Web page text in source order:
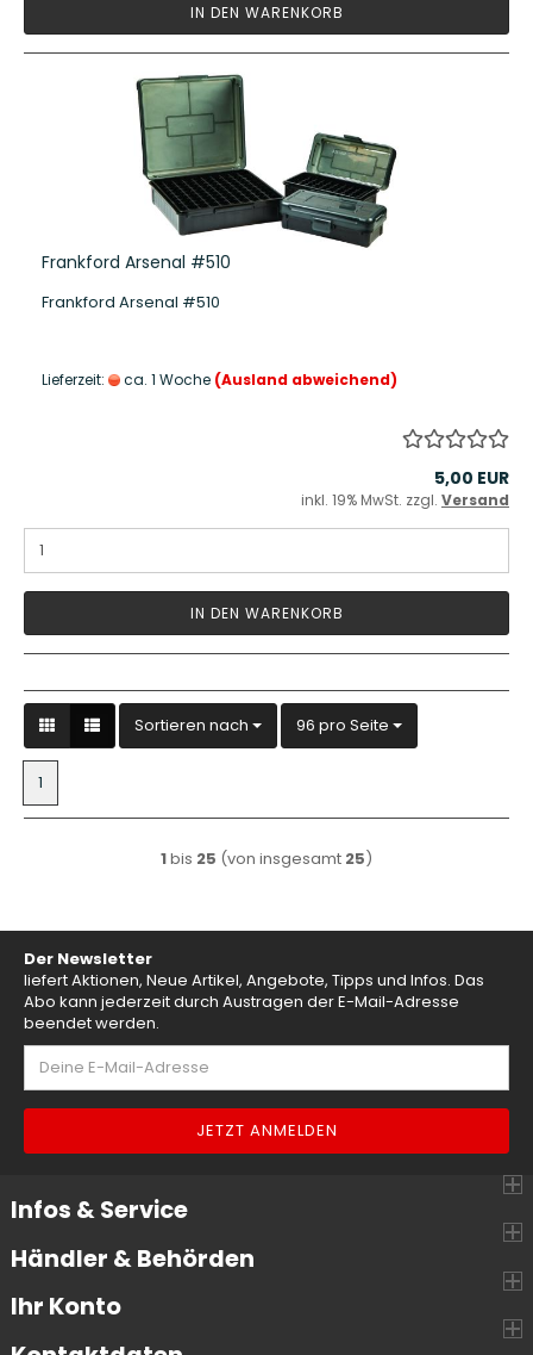
IN DEN WARENKORB
Frankford Arsenal #510
Frankford Arsenal #510
Lieferzeit: ca. 1 Woche (Ausland abweichend)
5,00 EUR
inkl. 19% MwSt. zzgl. Versand
IN DEN WARENKORB
Sortieren nach
Sortieren nach 96 pro Seite
pro Seite
1
1bis 25 (von insgesamt 25)
Der Newsletter
liefert Aktionen, Neue Artikel, Angebote, Tipps und Infos. Das
Abo kann jederzeit durch Austragen der E-Mail-Adresse
beendet werden.
Infos & Service
Händler & Behörden
Ihr Konto